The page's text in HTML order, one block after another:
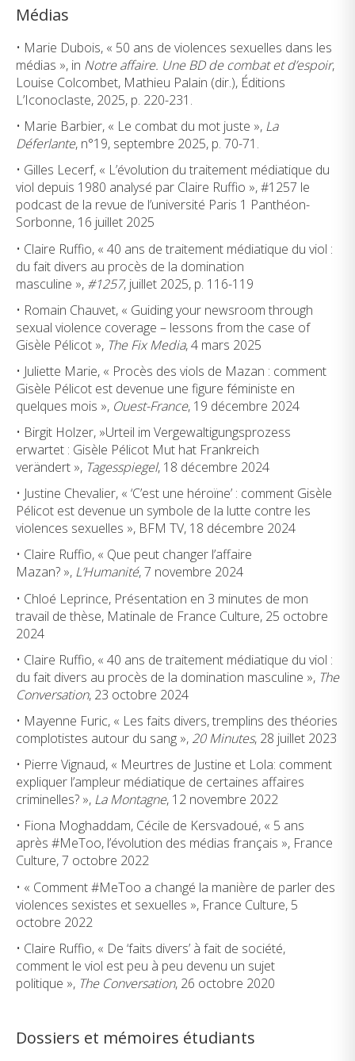
Médias
• Marie Dubois, « 50 ans de violences sexuelles dans les
médias », in Notre affaire. Une BD de combat et d’espoir,
Louise Colcombet, Mathieu Palain (dir.), Éditions
L’Iconoclaste, 2025, p. 220-231.
• Marie Barbier, « Le combat du mot juste », La
Déferlante, n°19, septembre 2025, p. 70-71.
• Gilles Lecerf, « L’évolution du traitement médiatique du
viol depuis 1980 analysé par Claire Ruffio », #1257 le
podcast de la revue de l’université Paris 1 Panthéon-
Sorbonne, 16 juillet 2025
• Claire Ruffio, « 40 ans de traitement médiatique du viol :
du fait divers au procès de la domination
masculine », #1257, juillet 2025, p. 116-119
• Romain Chauvet, « Guiding your newsroom through
sexual violence coverage – lessons from the case of
Gisèle Pélicot », The Fix Media, 4 mars 2025
• Juliette Marie, « Procès des viols de Mazan : comment
Gisèle Pélicot est devenue une figure féministe en
quelques mois », Ouest-France, 19 décembre 2024
• Birgit Holzer, »Urteil im Vergewaltigungsprozess
erwartet : Gisèle Pélicot Mut hat Frankreich
verändert », Tagesspiegel, 18 décembre 2024
• Justine Chevalier, « ‘C’est une héroïne’ : comment Gisèle
Pélicot est devenue un symbole de la lutte contre les
violences sexuelles », BFM TV, 18 décembre 2024
• Claire Ruffio, « Que peut changer l’affaire
Mazan? », L’Humanité, 7 novembre 2024
• Chloé Leprince, Présentation en 3 minutes de mon
travail de thèse, Matinale de France Culture, 25 octobre
2024
• Claire Ruffio, « 40 ans de traitement médiatique du viol :
du fait divers au procès de la domination masculine », The
Conversation, 23 octobre 2024
• Mayenne Furic, « Les faits divers, tremplins des théories
complotistes autour du sang », 20 Minutes, 28 juillet 2023
• Pierre Vignaud, « Meurtres de Justine et Lola: comment
expliquer l’ampleur médiatique de certaines affaires
criminelles? », La Montagne, 12 novembre 2022
• Fiona Moghaddam, Cécile de Kersvadoué, « 5 ans
après #MeToo, l’évolution des médias français », France
Culture, 7 octobre 2022
• « Comment #MeToo a changé la manière de parler des
violences sexistes et sexuelles », France Culture, 5
octobre 2022
• Claire Ruffio, « De ‘faits divers’ à fait de société,
comment le viol est peu à peu devenu un sujet
politique », The Conversation, 26 octobre 2020
Dossiers et mémoires étudiants